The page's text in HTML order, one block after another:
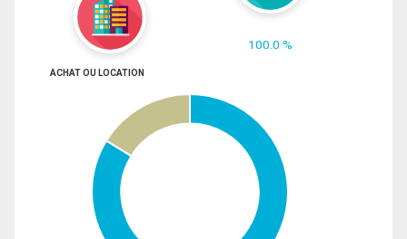
100.0 %
ACHAT OU LOCATION